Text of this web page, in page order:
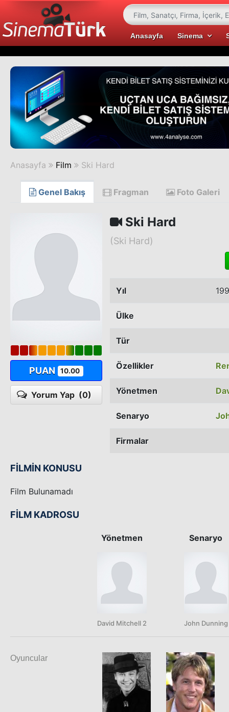
Anasayfa Sinema
Anasayfa Film Ski Hard
Genel Bakış Fragman Foto Galeri
PUAN 10.00
Yorum Yap (0)
Ski Hard
(Ski Hard)
Yıl
Ülke
Tür
Özellikler
Yönetmen
Senaryo
Firmalar
FİLMİN KONUSU
Film Bulunamadı
FİLM KADROSU
Yönetmen
David Mitchell 2
Senaryo
John Dunning
Oyuncular